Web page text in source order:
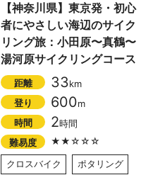
【神奈川県】東京発・初心
者にやさしい海辺のサイク
リング旅：小田原〜真鶴〜
湯河原サイクリングコース
距離 33km
登り
600m
時間
2時間
難易度
★★☆☆☆
クロスバイク
ポタリング